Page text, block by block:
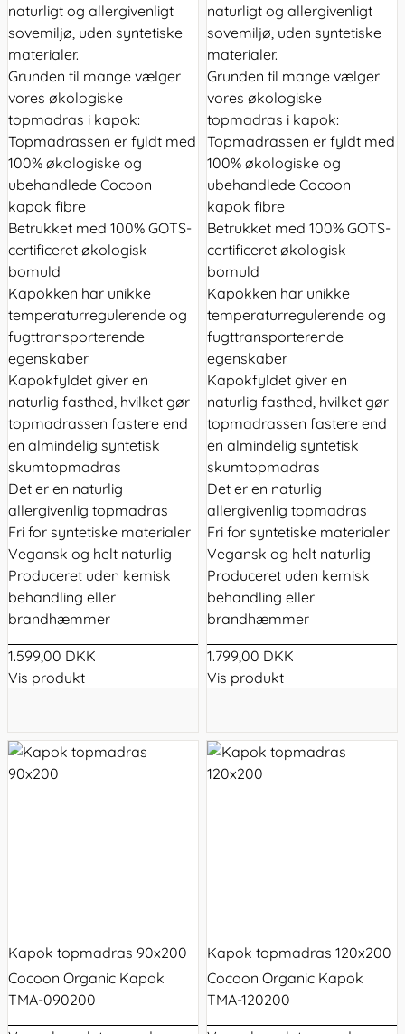
naturligt og allergivenligt
sovemiljø, uden syntetiske
materialer.
Grunden til mange vælger
vores økologiske
topmadras i kapok:
Topmadrassen er fyldt med
100% økologiske og
ubehandlede Cocoon
kapok fibre
Betrukket med 100% GOTS-
certificeret økologisk
bomuld
Kapokken har unikke
temperaturregulerende og
fugttransporterende
egenskaber
Kapokfyldet giver en
naturlig fasthed, hvilket gør
topmadrassen fastere end
en almindelig syntetisk
skumtopmadras
Det er en naturlig
allergivenlig topmadras
Fri for syntetiske materialer
Vegansk og helt naturlig
Produceret uden kemisk
behandling eller
brandhæmmer
1.599,00 DKK
Vis produkt
naturligt og allergivenligt
sovemiljø, uden syntetiske
materialer.
Grunden til mange vælger
vores økologiske
topmadras i kapok:
Topmadrassen er fyldt med
100% økologiske og
ubehandlede Cocoon
kapok fibre
Betrukket med 100% GOTS-
certificeret økologisk
bomuld
Kapokken har unikke
temperaturregulerende og
fugttransporterende
egenskaber
Kapokfyldet giver en
naturlig fasthed, hvilket gør
topmadrassen fastere end
en almindelig syntetisk
skumtopmadras
Det er en naturlig
allergivenlig topmadras
Fri for syntetiske materialer
Vegansk og helt naturlig
Produceret uden kemisk
behandling eller
brandhæmmer
1.799,00 DKK
Vis produkt
Kapok topmadras 90x200
Cocoon Organic Kapok
TMA-090200
Kapok topmadras 120x200
Cocoon Organic Kapok
TMA-120200